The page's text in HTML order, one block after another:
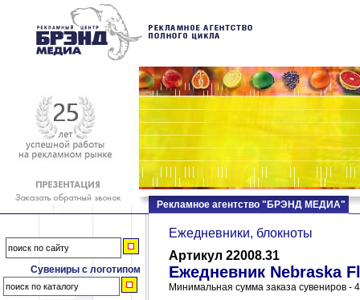
Сувениры с логотипом
Рекламное агентство "БРЭНД МЕДИА"
Ежедневники, блокноты
Артикул 22008.31
Ежедневник Nebraska
Минимальная сумма заказа сувениров -